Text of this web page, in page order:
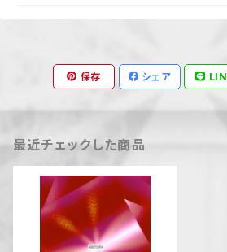
保存 シェア
最近チェックした商品